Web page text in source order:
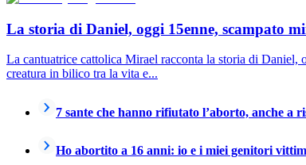
La storia di Daniel, oggi 15enne, scampato
La cantuatrice cattolica Mirael racconta la storia di Daniel,
creatura in bilico tra la vita e...
7 sante che hanno rifiutato l’aborto, anche a
Ho abortito a 16 anni: io e i miei genitori